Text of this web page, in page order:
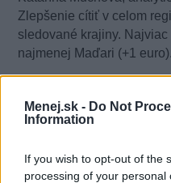
Menej.sk - Do Not
Information
If you wish to opt-out of the
processing of your
Zlepšenie cítiť v celom
sledované krajiny.
najmenej Maďari (+1 euro).